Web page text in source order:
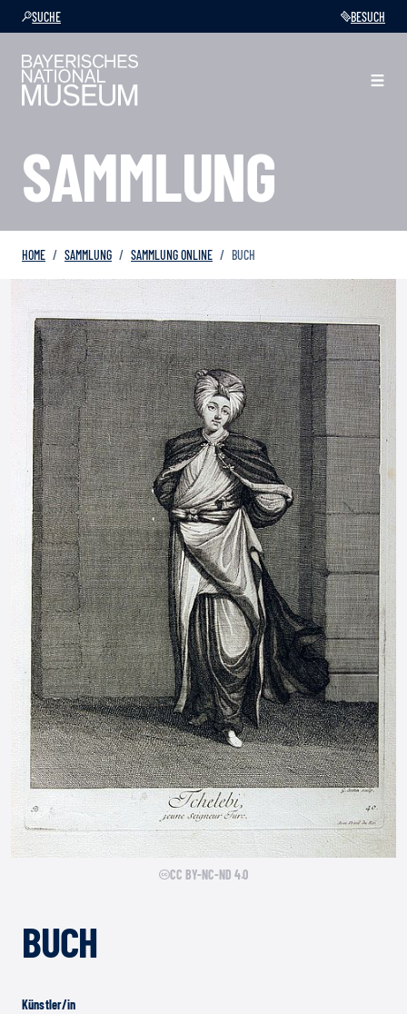
SUCHE BESUCH
SAMMLUNG
HOME SAMMLUNG SAMMLUNG ONLINE BUCH
CC BY-NC-ND 4.0
BUCH
Künstler/in